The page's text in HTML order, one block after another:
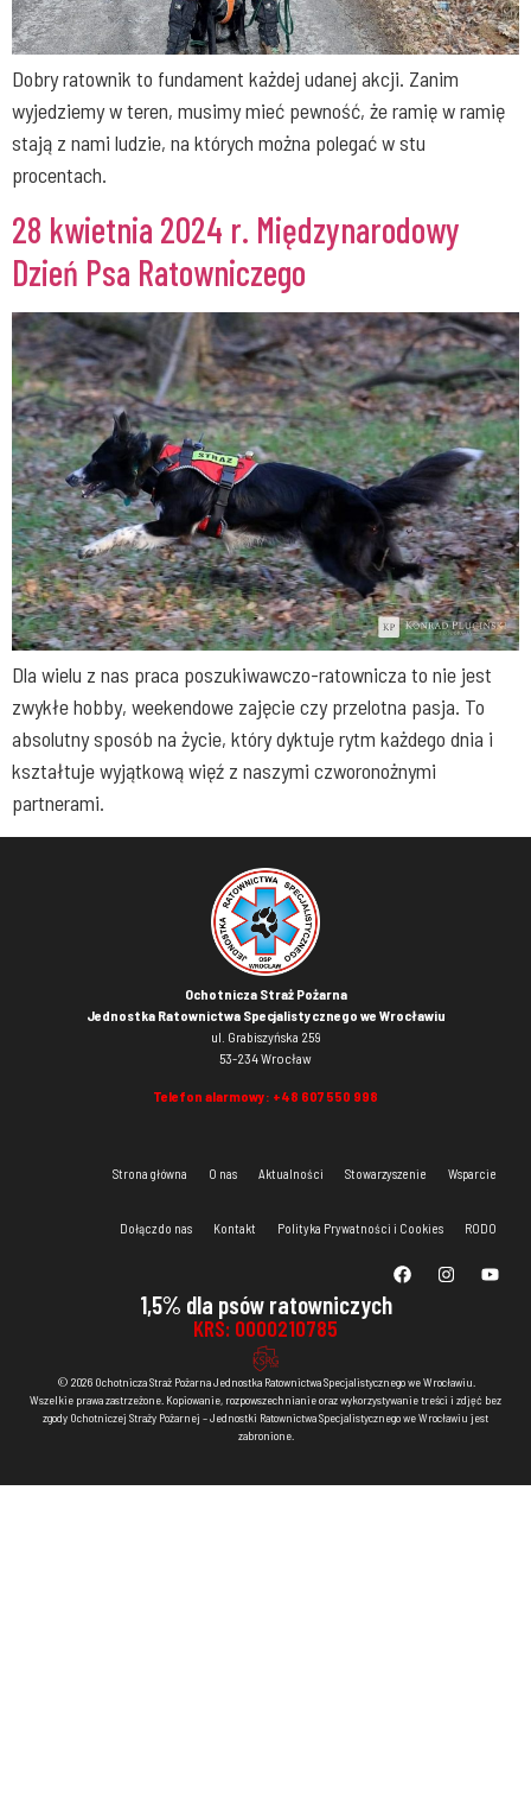
Dobry ratownik to fundament każdej udanej akcji. Zanim
wyjedziemy w teren, musimy mieć pewność, że ramię w ramię
stają z nami ludzie, na których można polegać w stu
procentach.
28 kwietnia 2024 r. Międzynarodowy
Dzień Psa Ratowniczego
Dla wielu z nas praca poszukiwawczo-ratownicza to nie jest
zwykłe hobby, weekendowe zajęcie czy przelotna pasja. To
absolutny sposób na życie, który dyktuje rytm każdego dnia i
kształtuje wyjątkową więź z naszymi czworonożnymi
partnerami.
Ochotnicza Straż Pożarna
Jednostka Ratownictwa Specjalistycznego we Wrocławiu
ul. Grabiszyńska 259
53-234 Wrocław
Telefon alarmowy: +48 607 550 998
Strona główna O nas Aktualności Stowarzyszenie Wsparcie
Dołącz do nas Kontakt Polityka Prywatności i Cookies RODO
1,5% dla psów ratowniczych
KRS: 0000210785
© 2026 Ochotnicza Straż Pożarna Jednostka Ratownictwa Specjalistycznego we Wrocławiu.
Wszelkie prawa zastrzeżone. Kopiowanie, rozpowszechnianie oraz wykorzystywanie treści i zdjęć bez
zgody Ochotniczej Straży Pożarnej – Jednostki Ratownictwa Specjalistycznego we Wrocławiu jest
zabronione.